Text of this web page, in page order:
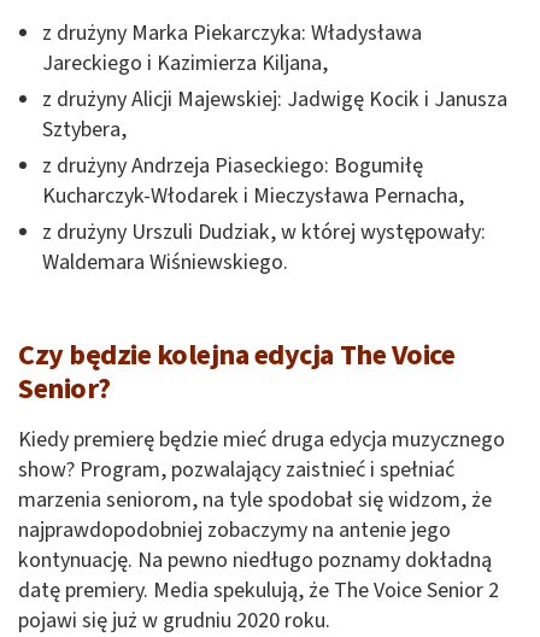
z drużyny Marka Piekarczyka: Władysława
Jareckiego i Kazimierza Kiljana,
z drużyny Alicji Majewskiej: Jadwigę Kocik i Janusza
Sztybera,
z drużyny Andrzeja Piaseckiego: Bogumiłę
Kucharczyk-Włodarek i Mieczysława Pernacha,
z drużyny Urszuli Dudziak, w której występowały:
Waldemara Wiśniewskiego.
Czy będzie kolejna edycja The Voice
Senior?
Kiedy premierę będzie mieć druga edycja muzycznego
show? Program, pozwalający zaistnieć i spełniać
marzenia seniorom, na tyle spodobał się widzom, że
najprawdopodobniej zobaczymy na antenie jego
kontynuację. Na pewno niedługo poznamy dokładną
datę premiery. Media spekulują, że The Voice Senior 2
pojawi się już w grudniu 2020 roku.